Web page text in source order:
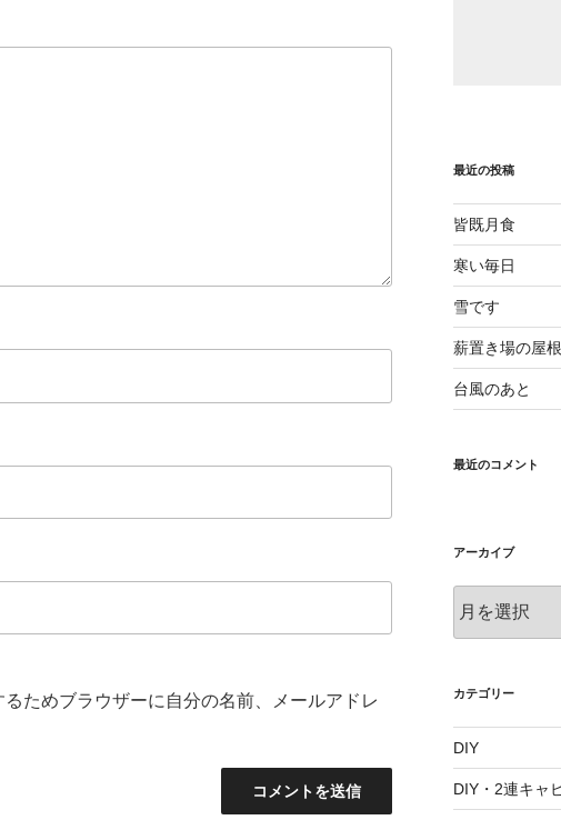
ためブラウザーに自分の名前、メールアドレ
最近の投稿
皆既月食
寒い毎日
雪です
薪置き場の屋根
台風のあと
最近のコメント
アーカイブ
ー
ブ
カテゴリー
DIY
DIY・2連キャ